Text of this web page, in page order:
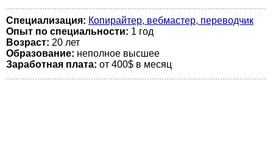
Специализация: Копирайтер, вебмастер, переводчик
Опыт по специальности: 1 год
Возраст: 20 лет
Образование: неполное высшее
Заработная плата: от 400$ в месяц